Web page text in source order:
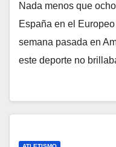
Nada menos que
España en el
semana pasada en
este deporte no